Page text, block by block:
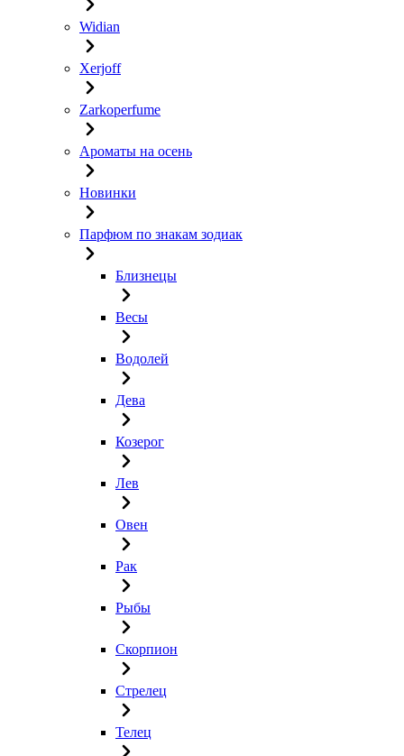
Widian
Xerjoff
Zarkoperfume
Ароматы на осень
Новинки
Парфюм по знакам зодиак
Близнецы
Весы
Водолей
Дева
Козерог
Лев
Овен
Рак
Рыбы
Скорпион
Стрелец
Телец